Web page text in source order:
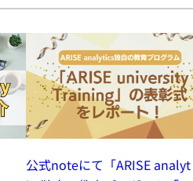
公式noteにて「ARISE analyt